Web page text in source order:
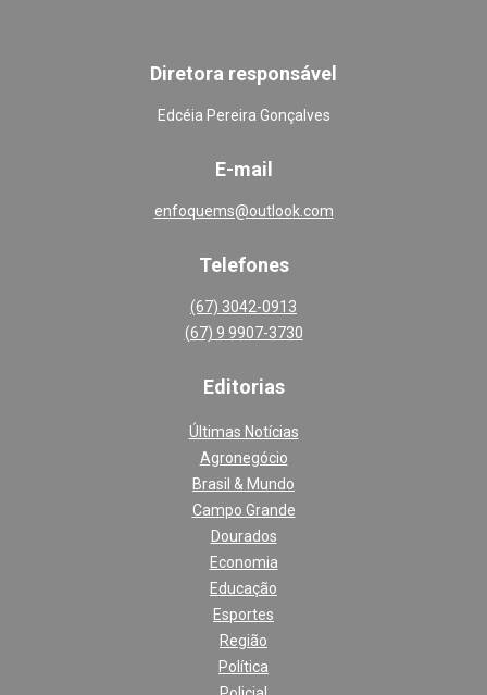
Diretora responsável
Edcéia Pereira Gonçalves
E-mail
enfoquems@outlook.com
Telefones
(67) 3042-0913
(67) 9 9907-3730
Editorias
Últimas Notícias
Agronegócio
Brasil & Mundo
Campo Grande
Dourados
Economia
Educação
Esportes
Região
Política